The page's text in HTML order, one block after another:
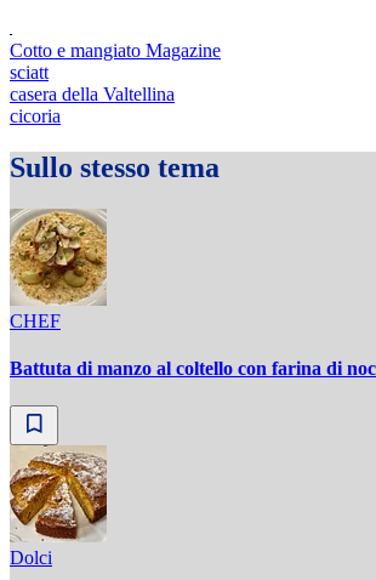
Cotto e mangiato Magazine
sciatt
casera della Valtellina
cicoria
Sullo stesso tema
CHEF
Battuta di manzo al coltello con farina di
Dolci